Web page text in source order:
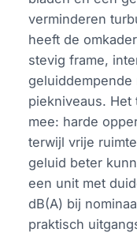
verminderen
heeft de
stevig frame,
geluiddempende
piekniveaus.
mee: harde
terwijl vrije
geluid beter
een unit met
dB(A) bij
praktisch